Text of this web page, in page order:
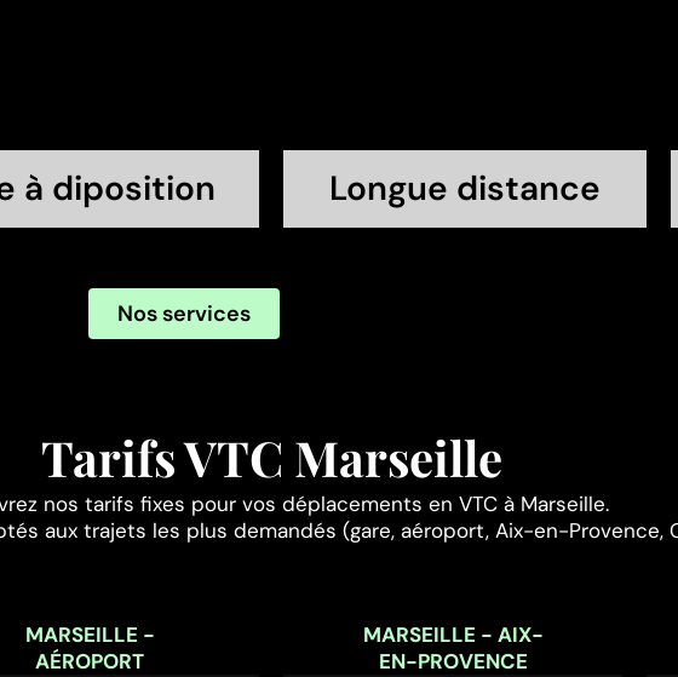
à diposition Longue distance
Nos services
Tarifs VTC Marseille
nos tarifs fixes pour vos déplacements en VTC à Marseille.
aux trajets les plus demandés (gare, aéroport, Aix-en-Provence,
MARSEILLE -
AÉROPORT
MARSEILLE - AIX-
EN-PROVENCE